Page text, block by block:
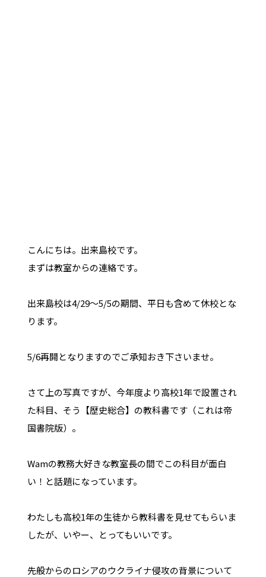
こんにちは。出来島校です。
まずは教室からの連絡です。
出来島校は4/29～5/5の期間、平日も含めて休校とな
ります。
5/6再開となりますのでご承知おき下さいませ。
さて上の写真ですが、今年度より高校1年で設置され
た科目、そう【歴史総合】の教科書です（これは帝
国書院版）。
Wamの教務大好きな教室長の間でこの科目が面白
い！と話題になっています。
わたしも高校1年の生徒から教科書を見せてもらいま
したが、いやー、とってもいいです。
先般からのロシアのウクライナ侵攻の背景について